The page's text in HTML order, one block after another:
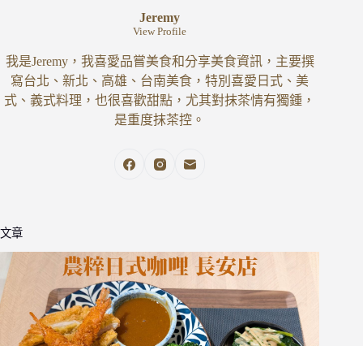
Jeremy
View Profile
我是Jeremy，我喜愛品嘗美食和分享美食資訊，主要撰
寫台北、新北、高雄、台南美食，特別喜愛日式、美
式、義式料理，也很喜歡甜點，尤其對抹茶情有獨鍾，
是重度抹茶控。
文章